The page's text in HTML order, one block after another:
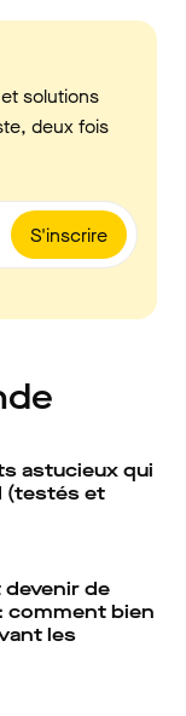
solutions
deux fois
S'inscrire
astucieux qui
(testés et
de
comment bien
les